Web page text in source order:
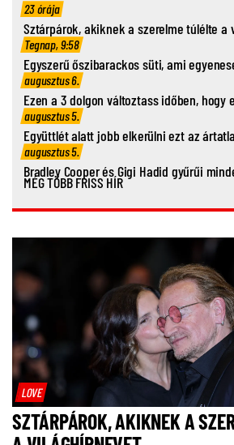
23 órája
Sztárpárok, akiknek a szerelme túlélte a
Tegnap, 9:58
Egyszerű őszibarackos süti, ami
augusztus 6.
Ezen a 3 dolgon változtass időben, hogy
augusztus 5.
Együttlét alatt jobb elkerülni ezt az
augusztus 5.
Bradley Cooper és Gigi Hadid gyűrűi
MÉG TÖBB FRISS HÍR
LOVE
SZTÁRPÁROK, AKIKNEK A